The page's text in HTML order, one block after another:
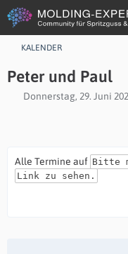
KALENDER
Peter und Paul
Donnerstag, 29. Juni
Alle Termine auf Bitte
Link zu sehen.